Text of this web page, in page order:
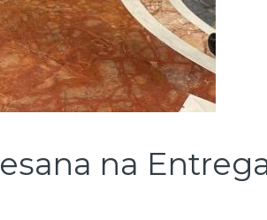
na